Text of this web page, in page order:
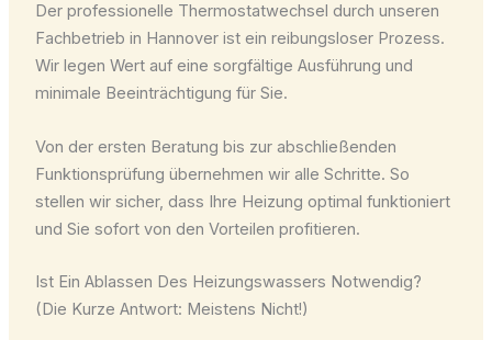
Der professionelle Thermostatwechsel durch unseren
Fachbetrieb in Hannover ist ein reibungsloser Prozess.
Wir legen Wert auf eine sorgfältige Ausführung und
minimale Beeinträchtigung für Sie.
Von der ersten Beratung bis zur abschließenden
Funktionsprüfung übernehmen wir alle Schritte. So
stellen wir sicher, dass Ihre Heizung optimal funktioniert
und Sie sofort von den Vorteilen profitieren.
Ist Ein Ablassen Des Heizungswassers Notwendig?
(Die Kurze Antwort: Meistens Nicht!)